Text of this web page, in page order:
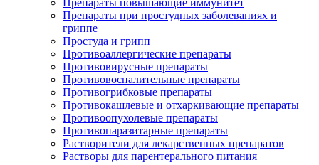
Препараты повышающие иммунитет
Препараты при простудных заболеваниях и
гриппе
Простуда и грипп
Противоаллергические препараты
Противовирусные препараты
Противовоспалительные препараты
Противогрибковые препараты
Противокашлевые и отхаркивающие препараты
Противоопухолевые препараты
Противопаразитарные препараты
Растворители для лекарственных препаратов
Растворы для парентерального питания